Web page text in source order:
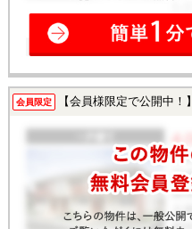
会員限定 【会員様限定で公開中！】